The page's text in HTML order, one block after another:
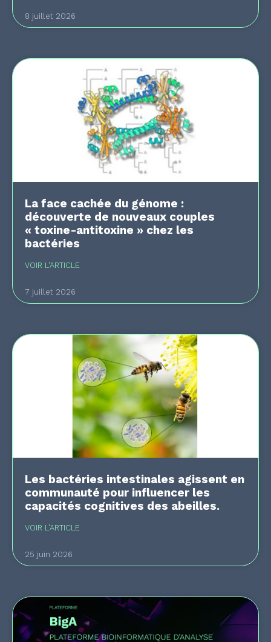
8 juillet 2026
La face cachée du génome :
découverte de nouveaux couples
« toxine-antitoxine » chez les
bactéries
VOIR L'ARTICLE
7 juillet 2026
Les bactéries intestinales agissent en
communauté pour influencer les
capacités cognitives des abeilles.
VOIR L'ARTICLE
25 juin 2026